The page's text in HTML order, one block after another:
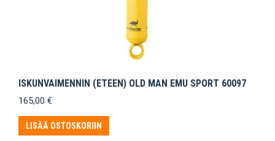
ISKUNVAIMENNIN (ETEEN) OLD MAN EMU SPORT 60097
165,00 €
LISÄÄ OSTOSKORIIN